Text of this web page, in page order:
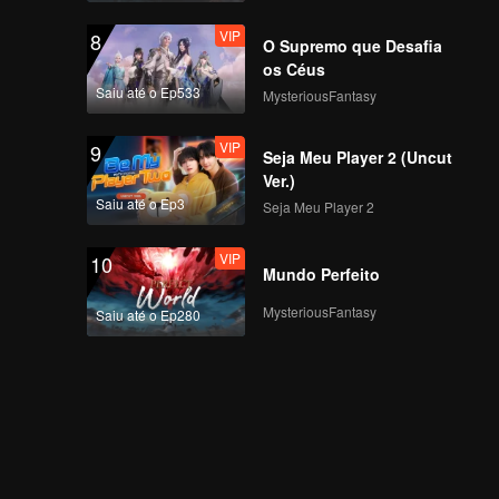
VIP
EP05A: Namorada
com Coração Fria
(TV)
VIP
EP05B: Namorada
com Coração Fria
(TV)
VIP
EP05C: Namorada
com Coração Fria
8
Saiu até o Ep533
VIP
O Supremo que Desafia
os Céus
MysteriousFantasy
9
Saiu até o Ep3
VIP
Seja Meu Player 2 (Uncut
Ver.)
Seja Meu Player 2
10
Saiu até o Ep280
VIP
Mundo Perfeito
MysteriousFantasy